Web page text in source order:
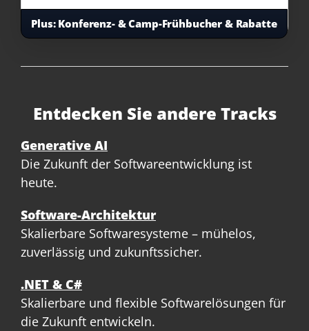
Plus:Konferenz- & Camp-Frühbucher & Rabatte
Entdecken Sie andere Tracks
Generative AI
Die Zukunft der Softwareentwicklung ist
heute.
Software-Architektur
Skalierbare Softwaresysteme – mühelos,
zuverlässig und zukunftssicher.
.NET & C#
Skalierbare und flexible Softwarelösungen für
die Zukunft entwickeln.